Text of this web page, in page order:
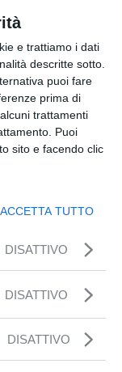
e trattiamo i dati
descritte sotto.
puoi fare
prima di
trattamenti
Puoi
sito e facendo clic
ACCETTA TUTTO
DISATTIVO
DISATTIVO
DISATTIVO